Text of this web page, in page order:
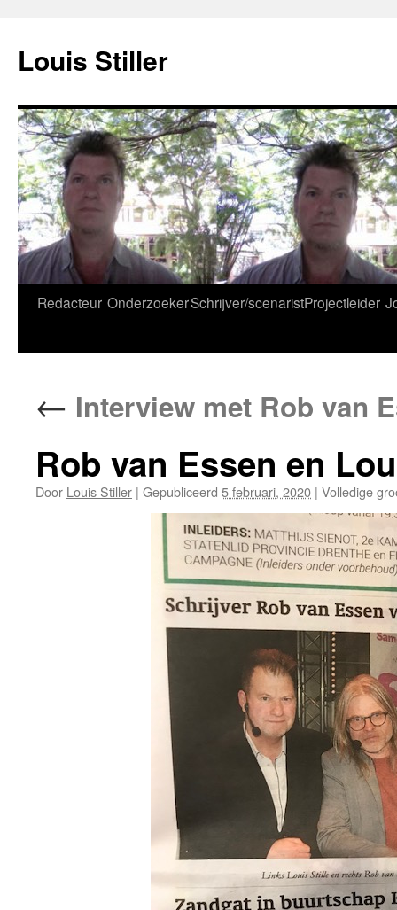
inhoud
Louis Stiller
Redacteur OnderzoekerSchrijver/scenaristProjectleider
← Interview met Rob van
Rob van Essen en
Door Louis Stiller | Gepubliceerd 5 februari, 2020 | Volledige